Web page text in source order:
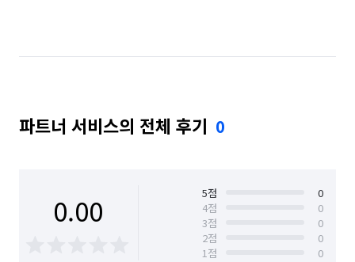
파트너 서비스의 전체 후기 0
0.00 5점
0
4점
0
3점
0
2점
0
1점
0